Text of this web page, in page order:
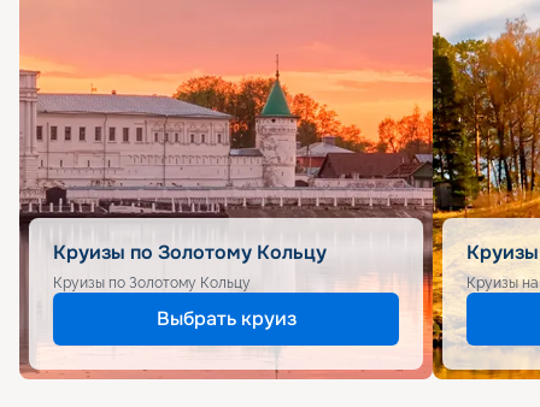
Круизы по Золотому Кольцу
Круизы по Золотому Кольцу
Выбрать круиз
Круизы